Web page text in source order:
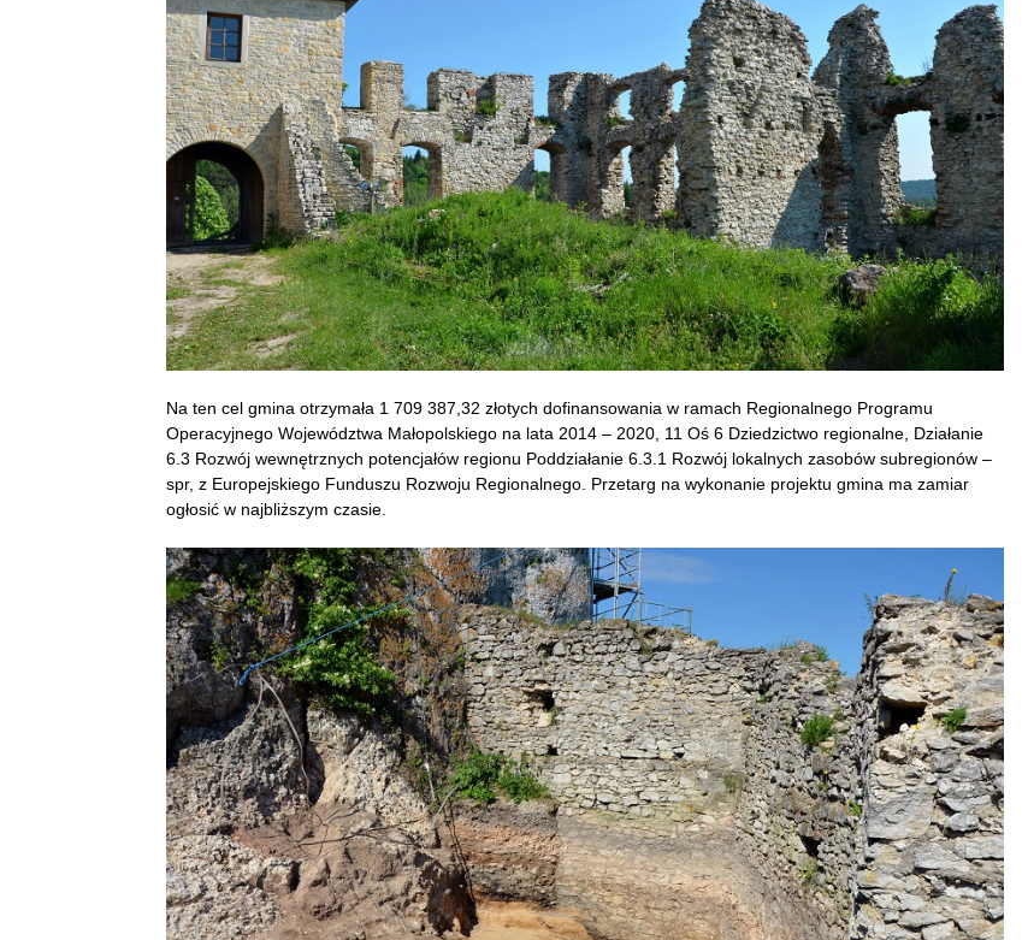
Na ten cel gmina otrzymała 1 709 387,32 złotych dofinansowania w ramach Regionalnego Programu
Operacyjnego Województwa Małopolskiego na lata 2014 – 2020, 11 Oś 6 Dziedzictwo regionalne, Działanie
6.3 Rozwój wewnętrznych potencjałów regionu Poddziałanie 6.3.1 Rozwój lokalnych zasobów subregionów –
spr, z Europejskiego Funduszu Rozwoju Regionalnego. Przetarg na wykonanie projektu gmina ma zamiar
ogłosić w najbliższym czasie.